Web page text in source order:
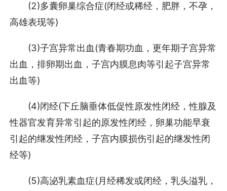
(2)多囊卵巢综合症(闭经或稀经，肥胖，不孕，
高雄表现等)
(3)子宫异常出血(青春期功血，更年期子宫异常
出血，排卵期出血，子宫内膜息肉等引起子宫异常
出血等)
(4)闭经(下丘脑垂体低促性原发性闭经，性腺及
性器官发育异常引起的原发性闭经，卵巢功能早衰
引起的继发性闭经，子宫内膜损伤引起的继发性闭
经等)
(5)高泌乳素血症(月经稀发或闭经，乳头溢乳，